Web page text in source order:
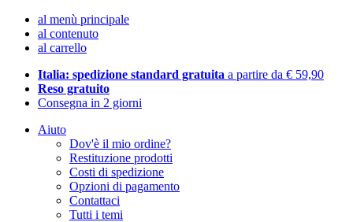
al menù principale
al contenuto
al carrello
Italia: spedizione standard gratuita a partire da € 59,90
Reso gratuito
Consegna in 2 giorni
Aiuto
Dov'è il mio ordine?
Restituzione prodotti
Costi di spedizione
Opzioni di pagamento
Contattaci
Tutti i temi